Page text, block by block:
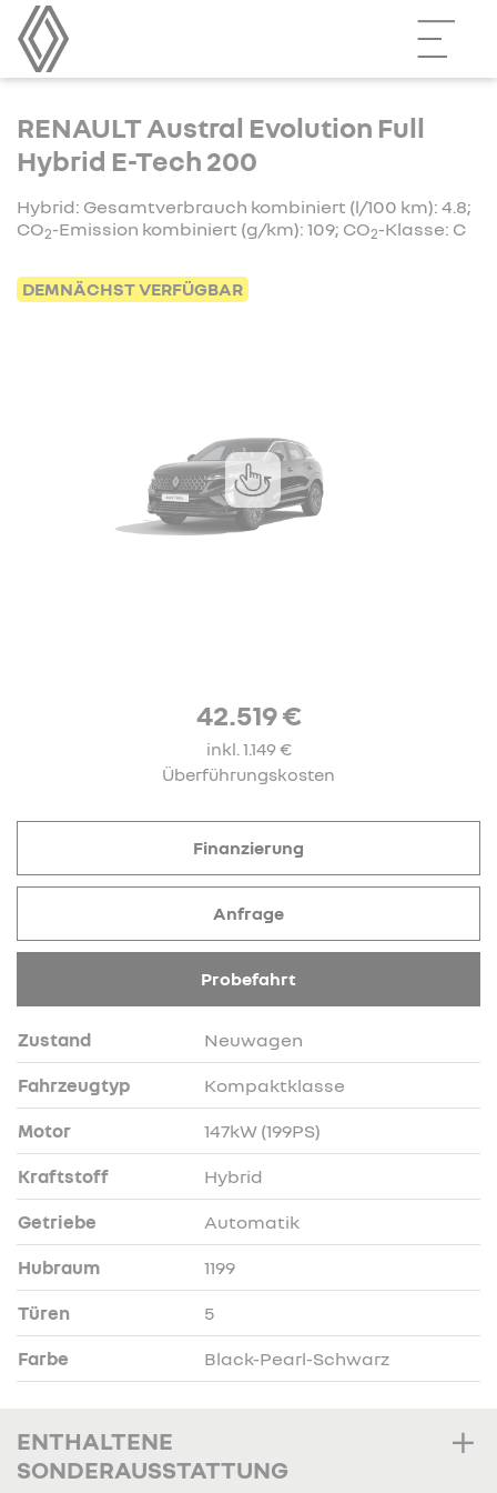
RENAULT Austral Evolution Full
Hybrid E-Tech 200
Hybrid: Gesamtverbrauch kombiniert (l/100 km): 4.8;
CO2-Emission kombiniert (g/km): 109; CO2-Klasse: C
DEMNÄCHST VERFÜGBAR
42.519 €
inkl. 1.149 €
Überführungskosten
Zustand Neuwagen
Fahrzeugtyp Kompaktklasse
Motor 147kW (199PS)
Kraftstoff Hybrid
Getriebe Automatik
Hubraum 1199
Türen 5
Farbe Black-Pearl-Schwarz
Finanzierung
Anfrage
Probefahrt
ENTHALTENE
SONDERAUSSTATTUNG